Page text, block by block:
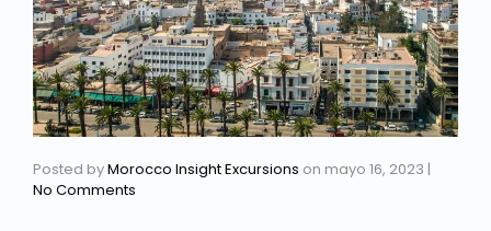
Posted byMorocco Insight Excursions on mayo 16, 2023 |
No Comments